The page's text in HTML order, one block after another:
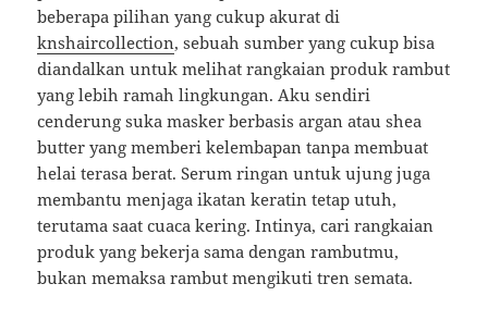
beberapa pilihan yang cukup akurat di
knshaircollection, sebuah sumber yang cukup bisa
diandalkan untuk melihat rangkaian produk rambut
yang lebih ramah lingkungan. Aku sendiri
cenderung suka masker berbasis argan atau shea
butter yang memberi kelembapan tanpa membuat
helai terasa berat. Serum ringan untuk ujung juga
membantu menjaga ikatan keratin tetap utuh,
terutama saat cuaca kering. Intinya, cari rangkaian
produk yang bekerja sama dengan rambutmu,
bukan memaksa rambut mengikuti tren semata.